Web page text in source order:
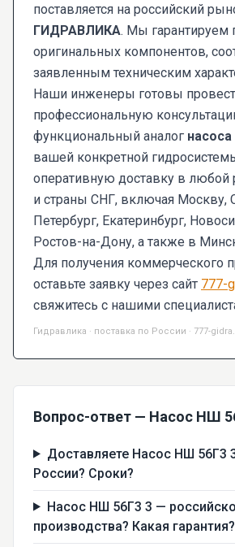
поставляется на российский
ГИДРАВЛИКА. Мы гарантируем
оригинальных компонентов,
заявленным техническим
Наши инженеры готовы
профессиональную
функциональный аналог
вашей конкретной
оперативную доставку в любой
и страны СНГ, включая Москву,
Петербург, Екатеринбург,
Ростов-на-Дону, а также в
Для получения коммерческого
оставьте заявку через сайт 777-
свяжитесь с нашими
Гидравлика · поставка по России · 777-
Вопрос-ответ — Насос НШ
Доставляете Насос НШ 56Г3
России? Сроки?
Насос НШ 56Г3 3 —
производства? Какая гарантия?